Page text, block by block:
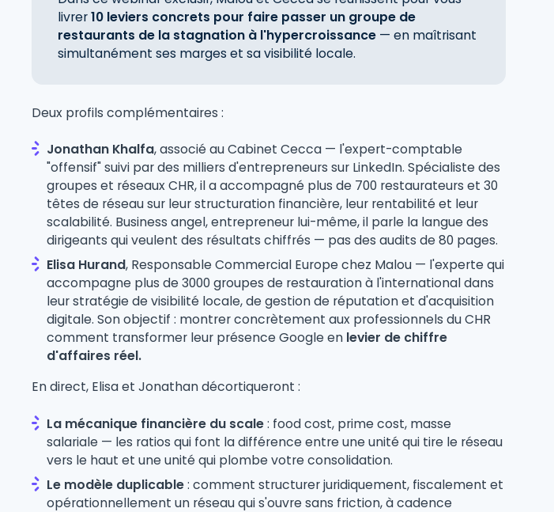
livrer10 leviers concrets pour faire passer un groupe de
restaurants de la stagnation à l'hypercroissance— en maîtrisant
simultanément ses marges et sa visibilité locale.
Deux profils complémentaires :
Jonathan Khalfa, associé au Cabinet Cecca — l'expert-comptable
"offensif" suivi par des milliers d'entrepreneurs sur LinkedIn. Spécialiste des
groupes et réseaux CHR, il a accompagné plus de 700 restaurateurs et 30
têtes de réseau sur leur structuration financière, leur rentabilité et leur
scalabilité. Business angel, entrepreneur lui-même, il parle la langue des
dirigeants qui veulent des résultats chiffrés — pas des audits de 80 pages.
Elisa Hurand, Responsable Commercial Europe chez Malou — l'experte qui
accompagne plus de 3000 groupes de restauration à l'international dans
leur stratégie de visibilité locale, de gestion de réputation et d'acquisition
digitale. Son objectif : montrer concrètement aux professionnels du CHR
comment transformer leur présence Google en levier de chiffre
d'affaires réel.
En direct, Elisa et Jonathan décortiqueront :
La mécanique financière du scale: food cost, prime cost, masse
salariale — les ratios qui font la différence entre une unité qui tire le réseau
vers le haut et une unité qui plombe votre consolidation.
Le modèle duplicable: comment structurer juridiquement, fiscalement et
opérationnellement un réseau qui s'ouvre sans friction, à cadence